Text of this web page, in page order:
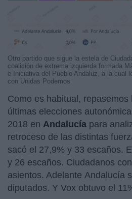
Otro partido que sigue la estela de
coalición de extrema izquierda formada
e Iniciativa del Pueblo Andaluz, a la cual
con Unidas Podemos
Como es habitual,
últimas elecciones
2018 en Andalucía para
retroceso de las distintas
sacó el 27,9% y 33 escaños.
y 26 escaños. Ciudadanos
asientos. Adelante Andalucía
diputados. Y Vox obtuvo el